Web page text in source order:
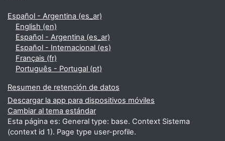
Español - Argentina ‎(es_ar)‎
English ‎(en)‎
Español - Argentina ‎(es_ar)‎
Español - Internacional ‎(es)‎
Français ‎(fr)‎
Português - Portugal ‎(pt)‎
Resumen de retención de datos
Descargar la app para dispositivos móviles
Cambiar al tema estándar
Esta página es: General type: base. Context Sistema
(context id 1). Page type user-profile.